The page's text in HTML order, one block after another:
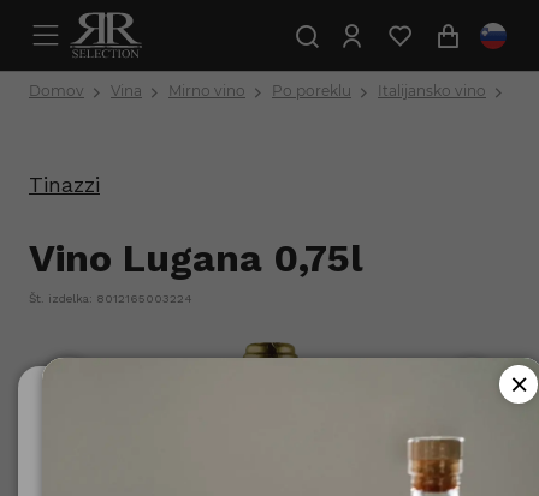
Domov Vina Mirno vino Po poreklu Italijansko vino
Tinazzi
Vino Lugana 0,75l
Št. izdelka: 8012165003224
Za uporabo te spletne strani morate biti polnoletni.